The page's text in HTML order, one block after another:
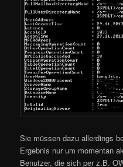
Sie müssen dazu allerdings
Ergebnis nur um momentan
Benutzer, die sich per z.B.